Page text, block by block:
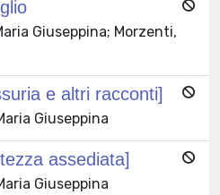
Giuseppina; Morzenti,
e altri racconti]
Giuseppina
assediata]
Giuseppina